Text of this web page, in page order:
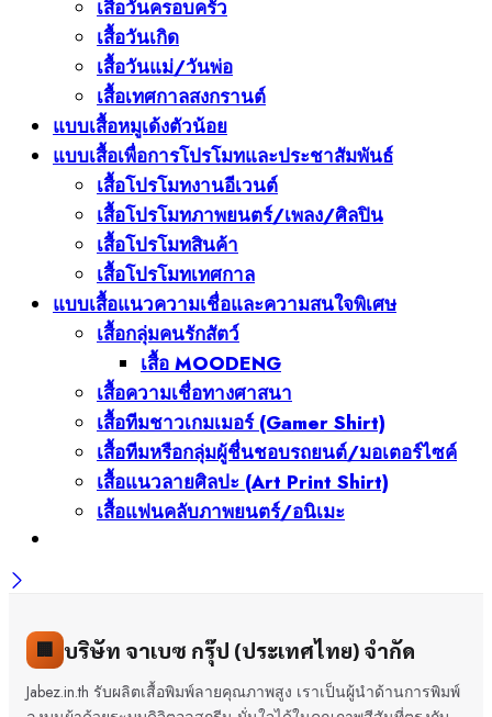
เสื้อวันครอบครัว
เสื้อวันเกิด
เสื้อวันแม่/วันพ่อ
เสื้อเทศกาลสงกรานต์
แบบเสื้อหมูเด้งตัวน้อย
แบบเสื้อเพื่อการโปรโมทและประชาสัมพันธ์
เสื้อโปรโมทงานอีเวนต์
เสื้อโปรโมทภาพยนตร์/เพลง/ศิลปิน
เสื้อโปรโมทสินค้า
เสื้อโปรโมทเทศกาล
แบบเสื้อแนวความเชื่อและความสนใจพิเศษ
เสื้อกลุ่มคนรักสัตว์
เสื้อ MOODENG
เสื้อความเชื่อทางศาสนา
เสื้อทีมชาวเกมเมอร์ (Gamer Shirt)
เสื้อทีมหรือกลุ่มผู้ชื่นชอบรถยนต์/มอเตอร์ไซค์
เสื้อแนวลายศิลปะ (Art Print Shirt)
เสื้อแฟนคลับภาพยนตร์/อนิเมะ
🏢 บริษัท จาเบซ กรุ๊ป (ประเทศไทย) จำกัด
Jabez.in.th รับผลิตเสื้อพิมพ์ลายคุณภาพสูง เราเป็นผู้นำด้านการพิมพ์